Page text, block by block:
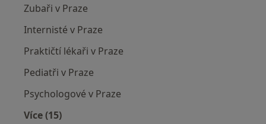
Zubaři v Praze
Internisté v Praze
Praktičtí lékaři v Praze
Pediatři v Praze
Psychologové v Praze
Více (15)